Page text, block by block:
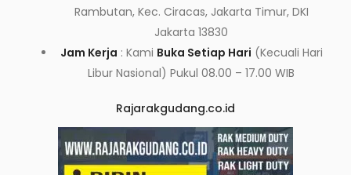
Rambutan, Kec. Ciracas, Jakarta Timur, DKI
Jakarta 13830
Jam Kerja : Kami Buka Setiap Hari (Kecuali Hari
Libur Nasional) Pukul 08.00 – 17.00 WIB
Rajarakgudang.co.id